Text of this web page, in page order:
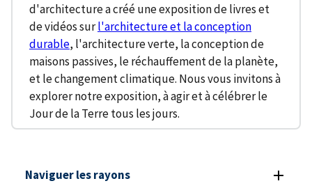
d'architecture a créé une exposition de livres et
de vidéos surl'architecture et la conception
durable, l'architecture verte, la conception de
maisons passives, le réchauffement de la planète,
et le changement climatique. Nous vous invitons à
explorer notre exposition, à agir et à célébrer le
Jour de la Terre tous les jours.
Naviguer les rayons